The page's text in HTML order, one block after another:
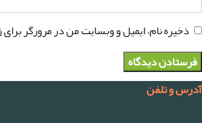
ذخیره نام، ایمیل و وبسایت من در مرورگر
آدرس و تلفن